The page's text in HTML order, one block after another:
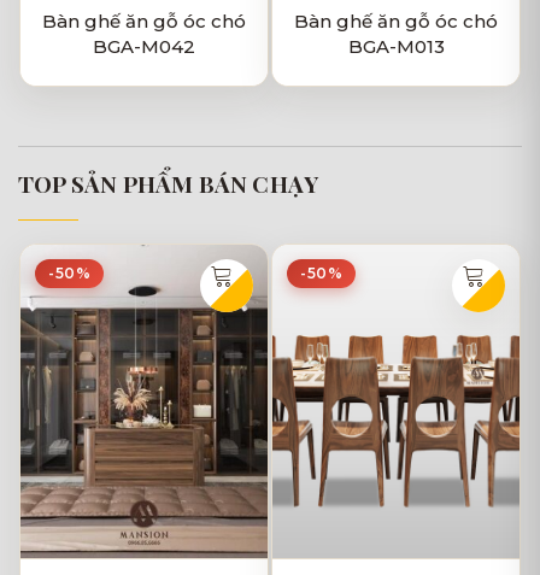
Bàn ghế ăn gỗ óc chó
BGA-M042
Bàn ghế ăn gỗ óc chó
BGA-M013
TOP SẢN PHẨM BÁN CHẠY
-50% -50%